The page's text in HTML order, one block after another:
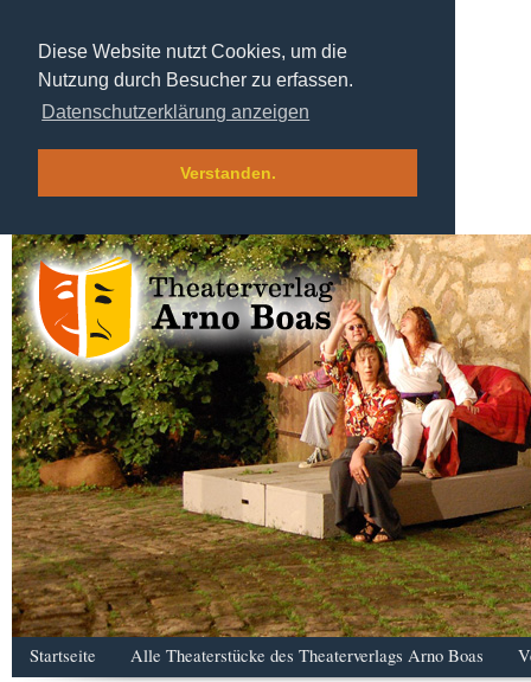
Diese Website nutzt Cookies, um die
Nutzung durch Besucher zu erfassen.
Datenschutzerklärung anzeigen
Verstanden.
Startseite Alle Theaterstücke des Theaterverlags Arno Boas